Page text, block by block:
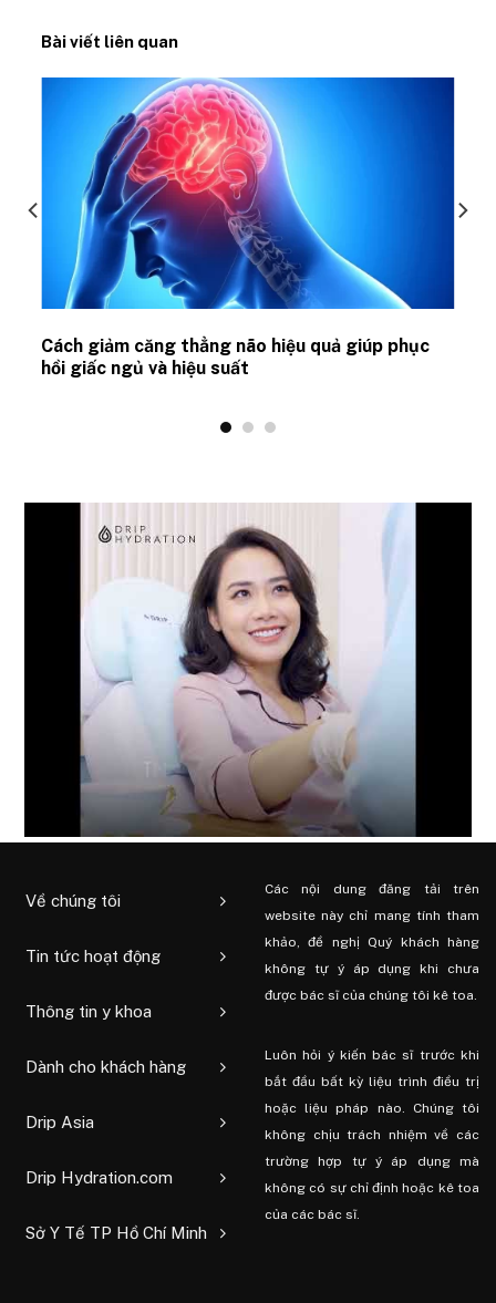
Bài viết liên quan
Cách giảm căng thẳng não hiệu quả giúp phục
hồi giấc ngủ và hiệu suất
Về chúng tôi
Tin tức hoạt động
Thông tin y khoa
Dành cho khách hàng
Drip Asia
Drip Hydration.com
Sở Y Tế TP Hồ Chí Minh
Các nội dung đăng tải trên
website này chỉ mang tính tham
khảo, đề nghị Quý khách hàng
không tự ý áp dụng khi chưa
được bác sĩ của chúng tôi kê toa.
Luôn hỏi ý kiến ​​bác sĩ trước khi
bắt đầu bất kỳ liệu trình điều trị
hoặc liệu pháp nào. Chúng tôi
không chịu trách nhiệm về các
trường hợp tự ý áp dụng mà
không có sự chỉ định hoặc kê toa
của các bác sĩ.